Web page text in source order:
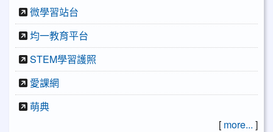
微學習站台
均一教育平台
STEM學習護照
愛課網
萌典
[ more... ]